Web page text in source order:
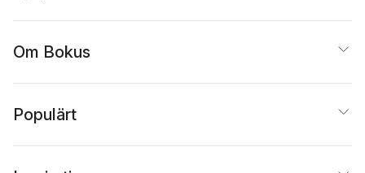
Om Bokus
Populärt